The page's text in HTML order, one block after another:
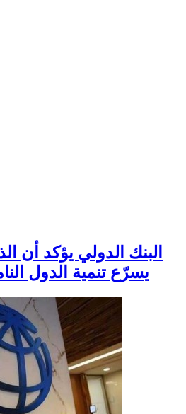
البنك الدولي يؤكد أن
يسرّع تنمية الدول